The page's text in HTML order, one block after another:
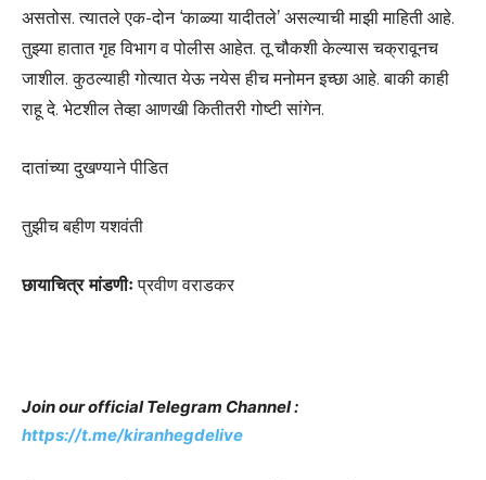
असतोस. त्यातले एक-दोन ‘काळ्या यादीतले’ असल्याची माझी माहिती आहे.
तुझ्या हातात गृह विभाग व पोलीस आहेत. तू चौकशी केल्यास चक्रावूनच
जाशील. कुठल्याही गोत्यात येऊ नयेस हीच मनोमन इच्छा आहे. बाकी काही
राहू दे. भेटशील तेव्हा आणखी कितीतरी गोष्टी सांगेन.
दातांच्या दुखण्याने पीडित
तुझीच बहीण यशवंती
छायाचित्र मांडणीःप्रवीण वराडकर
Join our official Telegram Channel :
https://t.me/kiranhegdelive